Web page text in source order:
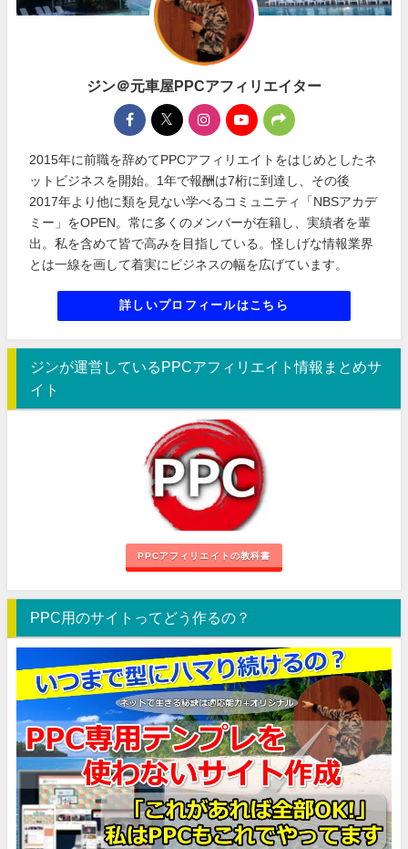
ジン＠元車屋PPCアフィリエイター
2015年に前職を辞めてPPCアフィリエイトをはじめとしたネ
ットビジネスを開始。1年で報酬は7桁に到達し、その後
2017年より他に類を見ない学べるコミュニティ「NBSアカデ
ミー」をOPEN。常に多くのメンバーが在籍し、実績者を輩
出。私を含めて皆で高みを目指している。怪しげな情報業界
とは一線を画して着実にビジネスの幅を広げています。
詳しいプロフィールはこちら
ジンが運営しているPPCアフィリエイト情報まとめサ
イト
PPCアフィリエイトの教科書
PPC用のサイトってどう作るの？